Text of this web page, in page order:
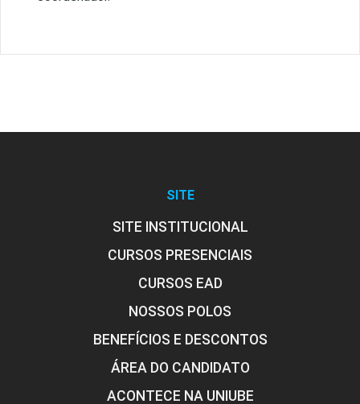
SITE
SITE INSTITUCIONAL
CURSOS PRESENCIAIS
CURSOS EAD
NOSSOS POLOS
BENEFÍCIOS E DESCONTOS
ÁREA DO CANDIDATO
ACONTECE NA UNIUBE